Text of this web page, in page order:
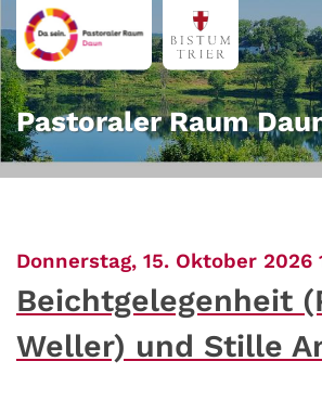
Zum Inhalt springen
Pastoraler Raum
Donnerstag, 15. Oktober 2026
Beichtgelegenheit
Weller) und Stille